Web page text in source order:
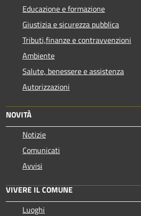
Educazione e formazione
Giustizia e sicurezza pubblica
Tributi,finanze e contravvenzioni
Ambiente
Salute, benessere e assistenza
Autorizzazioni
NOVITÀ
Notizie
Comunicati
Avvisi
VIVERE IL COMUNE
Luoghi